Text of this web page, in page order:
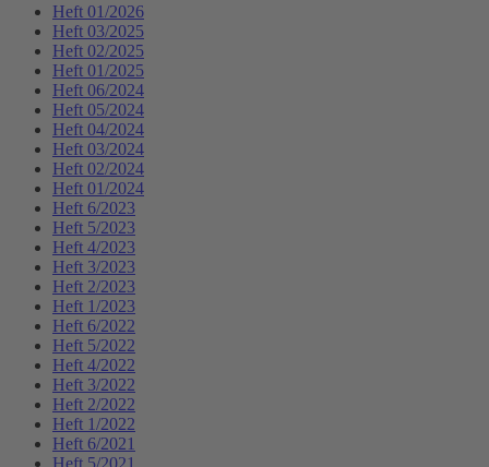
Heft 01/2026
Heft 03/2025
Heft 02/2025
Heft 01/2025
Heft 06/2024
Heft 05/2024
Heft 04/2024
Heft 03/2024
Heft 02/2024
Heft 01/2024
Heft 6/2023
Heft 5/2023
Heft 4/2023
Heft 3/2023
Heft 2/2023
Heft 1/2023
Heft 6/2022
Heft 5/2022
Heft 4/2022
Heft 3/2022
Heft 2/2022
Heft 1/2022
Heft 6/2021
Heft 5/2021